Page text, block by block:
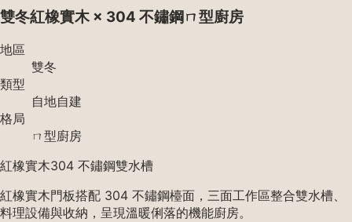
雙冬紅橡實木 × 304 不鏽鋼ㄇ型廚房
地區
雙冬
類型
自地自建
格局
ㄇ型廚房
紅橡實木304 不鏽鋼雙水槽
紅橡實木門板搭配 304 不鏽鋼檯面，三面工作區整合雙水槽、
料理設備與收納，呈現溫暖俐落的機能廚房。